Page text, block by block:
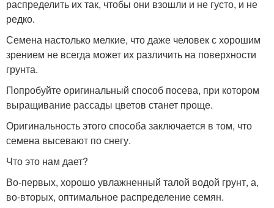
распределить их так, чтобы они взошли и не густо, и не
редко.
Семена настолько мелкие, что даже человек с хорошим
зрением не всегда может их различить на поверхности
грунта.
Попробуйте оригинальный способ посева, при котором
выращивание рассады цветов станет проще.
Оригинальность этого способа заключается в том, что
семена высевают по снегу.
Что это нам дает?
Во-первых, хорошо увлажненный талой водой грунт, а,
во-вторых, оптимальное распределение семян.